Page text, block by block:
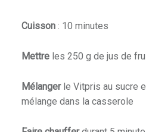
Cuisson: 10 minutes
Mettreles 250 g de jus de
Mélangerle Vitpris au sucre
mélange dans la casserole